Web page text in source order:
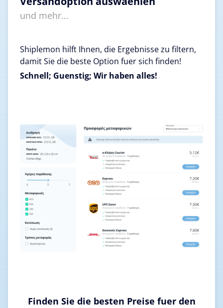
und mehr...
Shiplemon hilft Ihnen, die Ergebnisse zu filtern,
damit Sie die beste Option fuer sich finden!
Schnell; Guenstig; Wir haben alles!
Finden Sie die besten Preise fuer den